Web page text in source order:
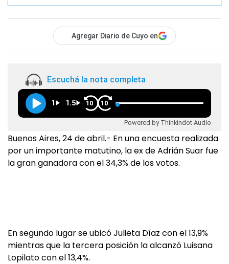
Agregar Diario de Cuyo en
Escuchá la nota completa
1 1.5 10 10
Powered by Thinkindot Audio
Buenos Aires, 24 de abril.- En una encuesta realizada
por un importante matutino, la ex de Adrián Suar fue
la gran ganadora con el 34,3% de los votos.
En segundo lugar se ubicó Julieta Díaz con el 13,9%
mientras que la tercera posición la alcanzó Luisana
Lopilato con el 13,4%.